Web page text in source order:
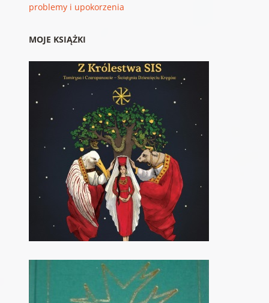
problemy i upokorzenia
MOJE KSIĄŻKI